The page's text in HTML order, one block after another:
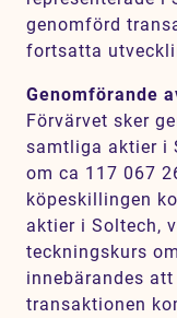
genomförd
fortsatta
Genomförande
Förvärvet sker
samtliga aktier i
om ca 117 067
köpeskillingen
aktier i Soltech,
teckningskurs
innebärandes
transaktionen